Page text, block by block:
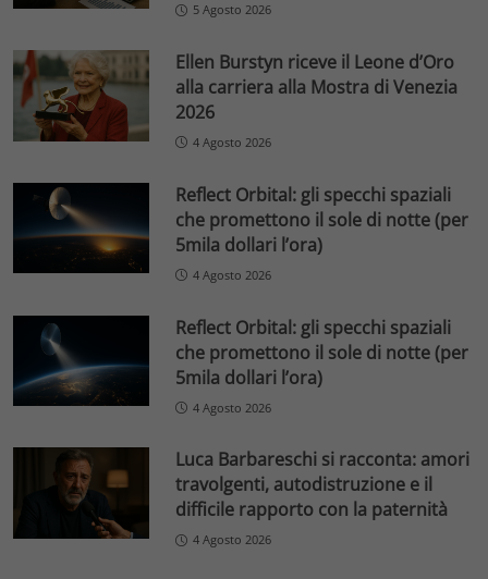
5 Agosto 2026
Ellen Burstyn riceve il Leone d’Oro
alla carriera alla Mostra di Venezia
2026
4 Agosto 2026
Reflect Orbital: gli specchi spaziali
che promettono il sole di notte (per
5mila dollari l’ora)
4 Agosto 2026
Reflect Orbital: gli specchi spaziali
che promettono il sole di notte (per
5mila dollari l’ora)
4 Agosto 2026
Luca Barbareschi si racconta: amori
travolgenti, autodistruzione e il
difficile rapporto con la paternità
4 Agosto 2026